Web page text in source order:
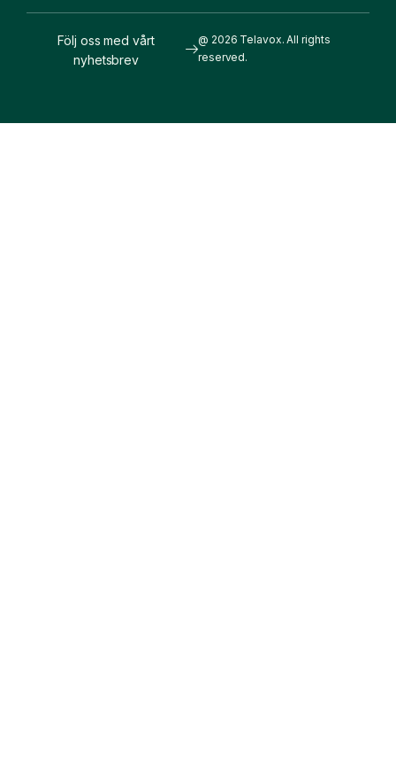
@ 2026 Telavox. All rights
reserved.
Följ oss med vårt
nyhetsbrev